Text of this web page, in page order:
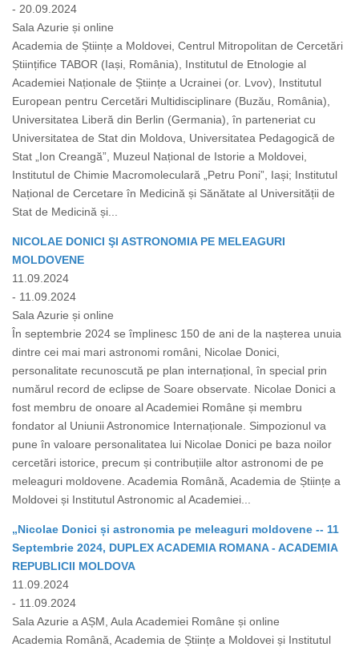
- 20.09.2024
Sala Azurie și online
Academia de Științe a Moldovei, Centrul Mitropolitan de Cercetări
Științifice TABOR (Iași, România), Institutul de Etnologie al
Academiei Naționale de Științe a Ucrainei (or. Lvov), Institutul
European pentru Cercetări Multidisciplinare (Buzău, România),
Universitatea Liberă din Berlin (Germania), în parteneriat cu
Universitatea de Stat din Moldova, Universitatea Pedagogică de
Stat „Ion Creangă”, Muzeul Național de Istorie a Moldovei,
Institutul de Chimie Macromoleculară „Petru Poni”, Iași; Institutul
Național de Cercetare în Medicină și Sănătate al Universității de
Stat de Medicină și...
NICOLAE DONICI ŞI ASTRONOMIA PE MELEAGURI
MOLDOVENE
11.09.2024
- 11.09.2024
Sala Azurie și online
În septembrie 2024 se împlinesc 150 de ani de la nașterea unuia
dintre cei mai mari astronomi români, Nicolae Donici,
personalitate recunoscută pe plan internațional, în special prin
numărul record de eclipse de Soare observate. Nicolae Donici a
fost membru de onoare al Academiei Române și membru
fondator al Uniunii Astronomice Internaționale. Simpozionul va
pune în valoare personalitatea lui Nicolae Donici pe baza noilor
cercetări istorice, precum și contribuțiile altor astronomi de pe
meleaguri moldovene. Academia Română, Academia de Științe a
Moldovei și Institutul Astronomic al Academiei...
„Nicolae Donici și astronomia pe meleaguri moldovene -- 11
Septembrie 2024, DUPLEX ACADEMIA ROMANA - ACADEMIA
REPUBLICII MOLDOVA
11.09.2024
- 11.09.2024
Sala Azurie a AȘM, Aula Academiei Române și online
Academia Română, Academia de Științe a Moldovei și Institutul